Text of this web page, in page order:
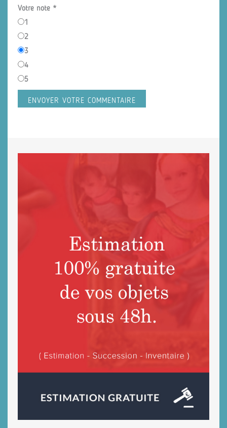
Votre note *
1
2
3
4
5